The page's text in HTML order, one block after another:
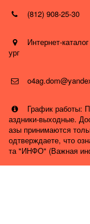
(812) 908-25-30
Интернет-
ург
График работы:
аздники-выходные.
азы принимаются
одтверждаете, что
та "ИНФО" (Важная